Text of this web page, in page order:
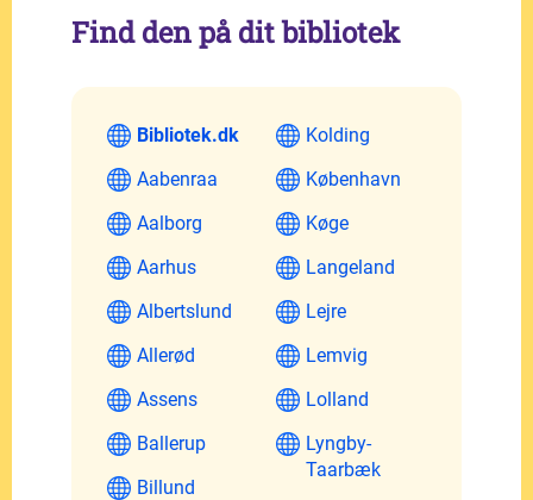
Find den på dit bibliotek
Bibliotek.dk
Aabenraa
Aalborg
Aarhus
Albertslund
Allerød
Assens
Ballerup
Billund
Kolding
København
Køge
Langeland
Lejre
Lemvig
Lolland
Lyngby-
Taarbæk